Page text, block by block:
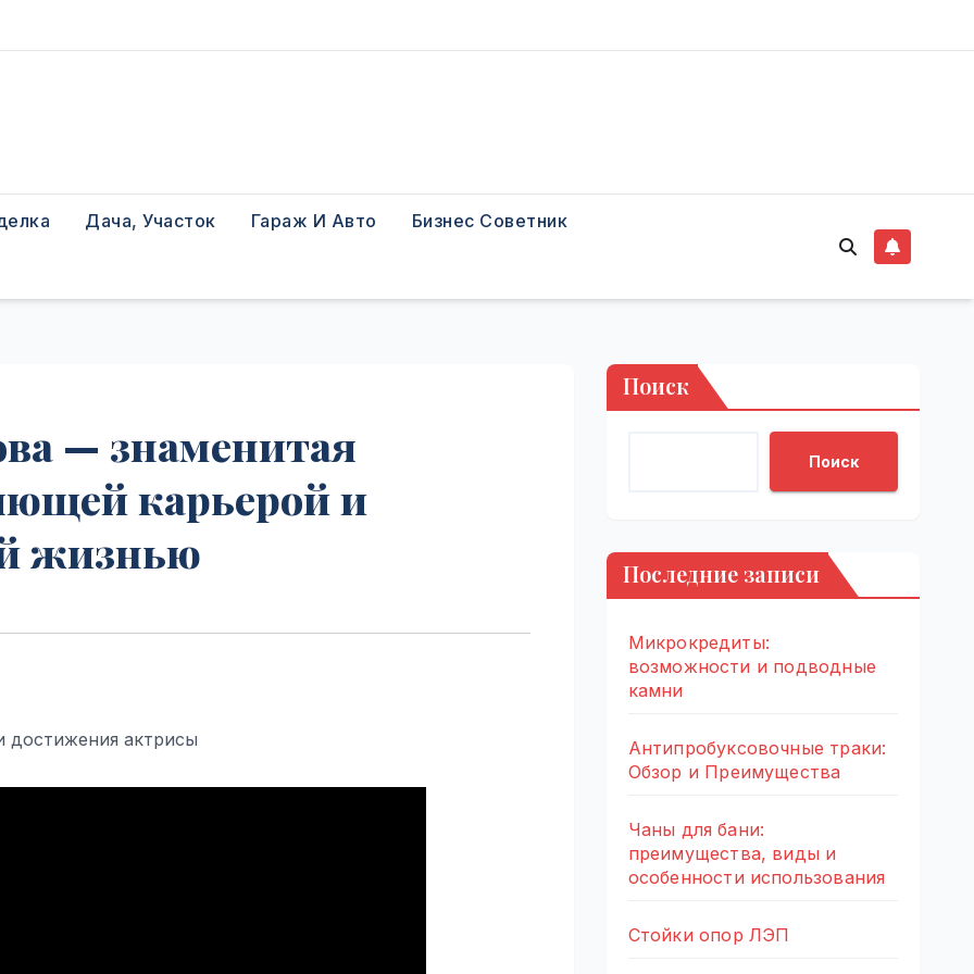
Дача, Участок Гараж И Авто Бизнес Советник
— знаменитая
карьерой и
жизнью
Поиск
Поиск
Последние записи
Микрокредиты:
возможности и подводные
камни
Антипробуксовочные траки:
Обзор и Преимущества
Чаны для бани:
преимущества, виды и
особенности использования
Стойки опор ЛЭП